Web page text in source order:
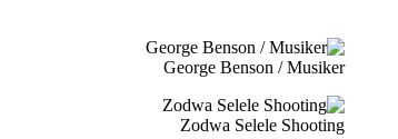
George Benson / Musiker
Zodwa Selele Shooting